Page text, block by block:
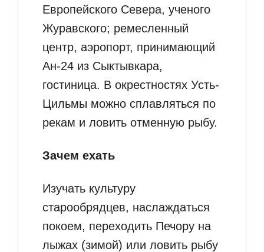
Европейского Севера, ученого
Журавского; ремесленный
центр, аэропорт, принимающий
Ан-24 из Сыктывкара,
гостиница. В окрестностях Усть-
Цильмы можно сплавляться по
рекам и ловить отменную рыбу.
Зачем ехать
Изучать культуру
старообрядцев, наслаждаться
покоем, переходить Печору на
лыжах (зимой) или ловить рыбу